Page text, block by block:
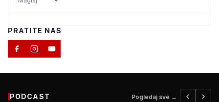
PRATITE NAS
PODCAST Pogledaj sve →